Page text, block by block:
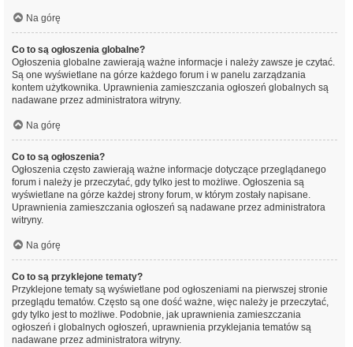
Na górę
Co to są ogłoszenia globalne?
Ogłoszenia globalne zawierają ważne informacje i należy zawsze je czytać.
Są one wyświetlane na górze każdego forum i w panelu zarządzania
kontem użytkownika. Uprawnienia zamieszczania ogłoszeń globalnych są
nadawane przez administratora witryny.
Na górę
Co to są ogłoszenia?
Ogłoszenia często zawierają ważne informacje dotyczące przeglądanego
forum i należy je przeczytać, gdy tylko jest to możliwe. Ogłoszenia są
wyświetlane na górze każdej strony forum, w którym zostały napisane.
Uprawnienia zamieszczania ogłoszeń są nadawane przez administratora
witryny.
Na górę
Co to są przyklejone tematy?
Przyklejone tematy są wyświetlane pod ogłoszeniami na pierwszej stronie
przeglądu tematów. Często są one dość ważne, więc należy je przeczytać,
gdy tylko jest to możliwe. Podobnie, jak uprawnienia zamieszczania
ogłoszeń i globalnych ogłoszeń, uprawnienia przyklejania tematów są
nadawane przez administratora witryny.